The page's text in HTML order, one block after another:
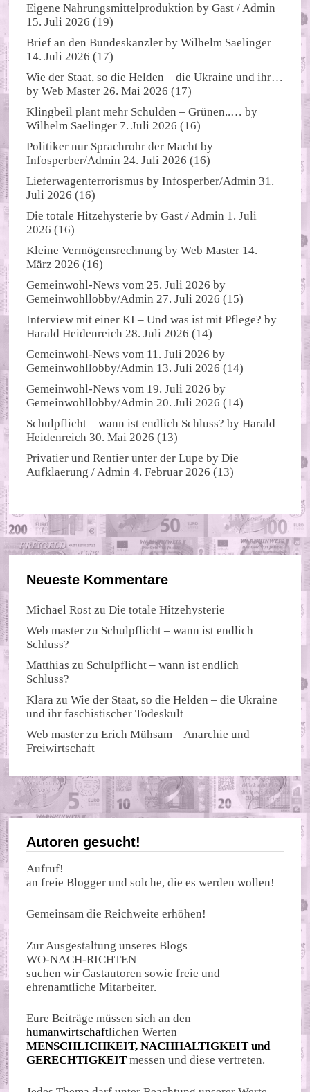
Eigene Nahrungsmittelproduktion byGast / Admin
15. Juli 2026 (19)
Brief an den Bundeskanzler byWilhelm Saelinger
14. Juli 2026 (17)
Wie der Staat, so die Helden – die Ukraine und ihr…
byWeb Master 26. Mai 2026 (17)
Klingbeil plant mehr Schulden – Grünen..… by
Wilhelm Saelinger 7. Juli 2026 (16)
Politiker nur Sprachrohr der Macht by
Infosperber/Admin 24. Juli 2026 (16)
Lieferwagenterrorismus byInfosperber/Admin 31.
Juli 2026 (16)
Die totale Hitzehysterie byGast / Admin 1. Juli
2026 (16)
Kleine Vermögensrechnung byWeb Master 14.
März 2026 (16)
Gemeinwohl-News vom 25. Juli 2026 by
Gemeinwohllobby/Admin 27. Juli 2026 (15)
Interview mit einer KI – Und was ist mit Pflege? by
Harald Heidenreich 28. Juli 2026 (14)
Gemeinwohl-News vom 11. Juli 2026 by
Gemeinwohllobby/Admin 13. Juli 2026 (14)
Gemeinwohl-News vom 19. Juli 2026 by
Gemeinwohllobby/Admin 20. Juli 2026 (14)
Schulpflicht – wann ist endlich Schluss? byHarald
Heidenreich 30. Mai 2026 (13)
Privatier und Rentier unter der Lupe byDie
Aufklaerung / Admin 4. Februar 2026 (13)
Neueste Kommentare
Michael Rost zuDie totale Hitzehysterie
Web master zu Schulpflicht – wann ist endlich
Schluss?
Matthias zu Schulpflicht – wann ist endlich
Schluss?
Klara zuWie der Staat, so die Helden – die Ukraine
und ihr faschistischer Todeskult
Web master zuErich Mühsam – Anarchie und
Freiwirtschaft
Autoren gesucht!
Aufruf!
an freie Blogger und solche, die es werden wollen!
Gemeinsam die Reichweite erhöhen!
Zur Ausgestaltung unseres Blogs
WO-NACH-RICHTEN
suchen wir Gastautoren sowie freie und
ehrenamtliche Mitarbeiter.
Eure Beiträge müssen sich an den
humanwirtschaftlichen Werten
MENSCHLICHKEIT, NACHHALTIGKEIT und
GERECHTIGKEIT messen und diese vertreten.